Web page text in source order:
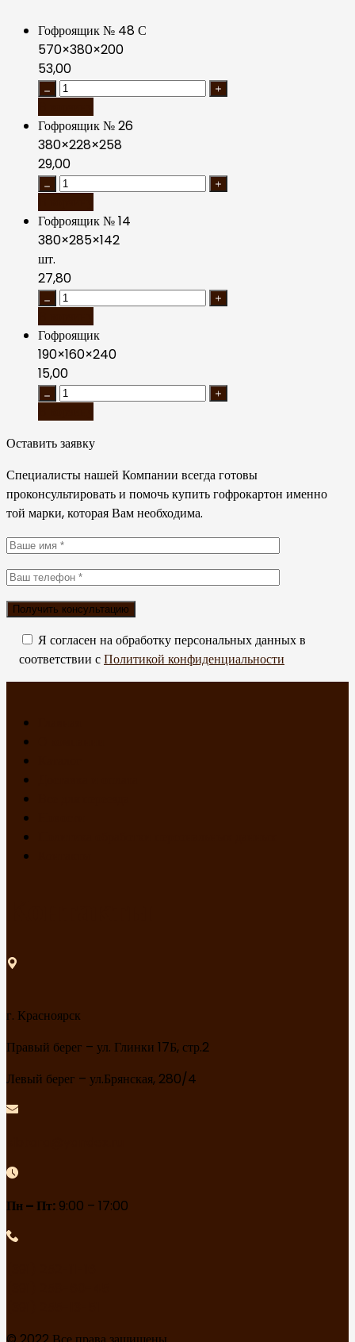
Гофроящик № 48 С
570×380×200
53,00
Гофроящик № 26
380×228×258
29,00
Гофроящик № 14
380×285×142
шт.
27,80
Гофроящик
190×160×240
15,00
Оставить заявку
Специалисты нашей Компании всегда готовы
проконсультировать и помочь купить гофрокартон именно
той марки, которая Вам необходима.
Я согласен на обработку персональных данных в
соответствии сПолитикой конфиденциальности
г. Красноярск
Правый берег – ул. Глинки 17Б, стр.2
Левый берег – ул.Брянская, 280/4
Пн – Пт: 9:00 – 17:00